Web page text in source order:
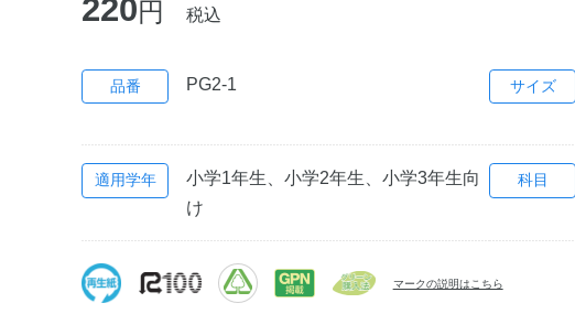
220円 税込
品番 PG2-1 サイズ
適用学年
小学1年生、小学2年生、小学3年生向
け
科目
マークの説明はこちら